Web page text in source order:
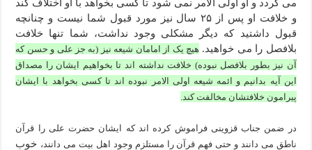
می گردد و او اولی الامر نمی شود تا کسی بخواهد با او اختلاف کند
و خلافت او پس از ۲۵ سال نیز مورد قبول شما نیست و چنانچه
قبول داشتید که دیگر مشکلی وجود نداشت، شما تنها خلافت
بلافصل را می خواهید. هیچ یک از امامان شیعه نیز (به جز علی و حسن که
آن نیز بطور بلافصل نبوده) خلافت نداشته اند تا بخواهیم ایشان را مصداق
این آیه بدانیم و ائمه شیعه اولی الامر نبوده اند تا کسی بخواهد با ایشان
پیرامون خلافتشان مخالفت کند.
در ضمن جناب قزوینی فراموش کرده اند که ایشان حضرت علی را قرآن
ناطق می دانند و حتی فهم قرآن را مستلزم وجود اهل بیت می دانند، خوب